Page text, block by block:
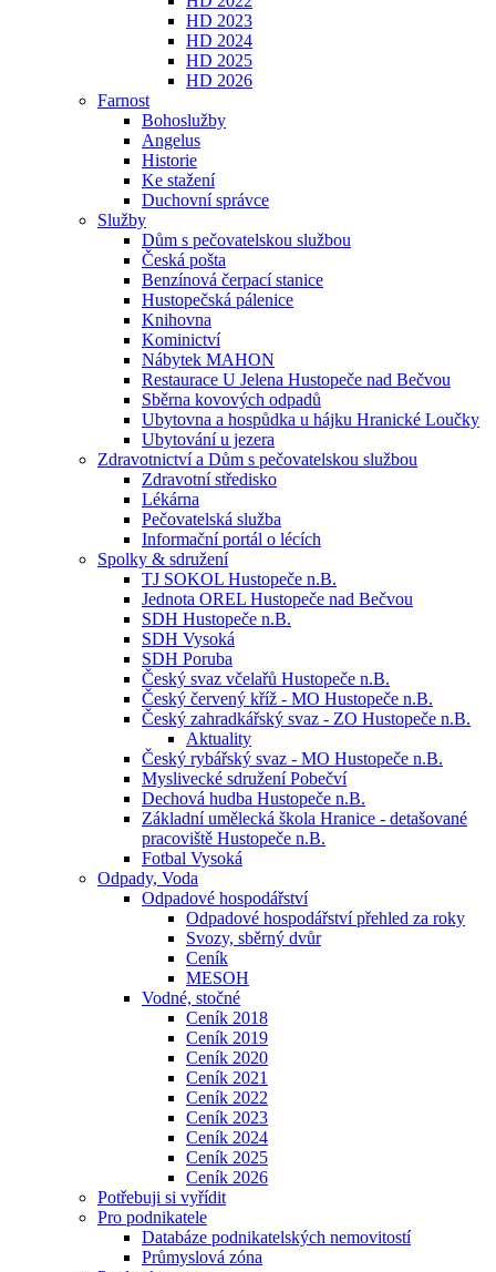
HD 2023
HD 2024
HD 2025
HD 2026
Farnost
Bohoslužby
Angelus
Historie
Ke stažení
Duchovní správce
Služby
Dům s pečovatelskou službou
Česká pošta
Benzínová čerpací stanice
Hustopečská pálenice
Knihovna
Kominictví
Nábytek MAHON
Restaurace U Jelena Hustopeče nad Bečvou
Sběrna kovových odpadů
Ubytovna a hospůdka u hájku Hranické Loučky
Ubytování u jezera
Zdravotnictví a Dům s pečovatelskou službou
Zdravotní středisko
Lékárna
Pečovatelská služba
Informační portál o lécích
Spolky & sdružení
TJ SOKOL Hustopeče n.B.
Jednota OREL Hustopeče nad Bečvou
SDH Hustopeče n.B.
SDH Vysoká
SDH Poruba
Český svaz včelařů Hustopeče n.B.
Český červený kříž - MO Hustopeče n.B.
Český zahradkářský svaz - ZO Hustopeče n.B.
Aktuality
Český rybářský svaz - MO Hustopeče n.B.
Myslivecké sdružení Pobečví
Dechová hudba Hustopeče n.B.
Základní umělecká škola Hranice - detašované
pracoviště Hustopeče n.B.
Fotbal Vysoká
Odpady, Voda
Odpadové hospodářství
Odpadové hospodářství přehled za roky
Svozy, sběrný dvůr
Ceník
MESOH
Vodné, stočné
Ceník 2018
Ceník 2019
Ceník 2020
Ceník 2021
Ceník 2022
Ceník 2023
Ceník 2024
Ceník 2025
Ceník 2026
Potřebuji si vyřídit
Pro podnikatele
Databáze podnikatelských nemovitostí
Průmyslová zóna